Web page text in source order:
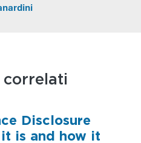
Disclosure
it is and how it